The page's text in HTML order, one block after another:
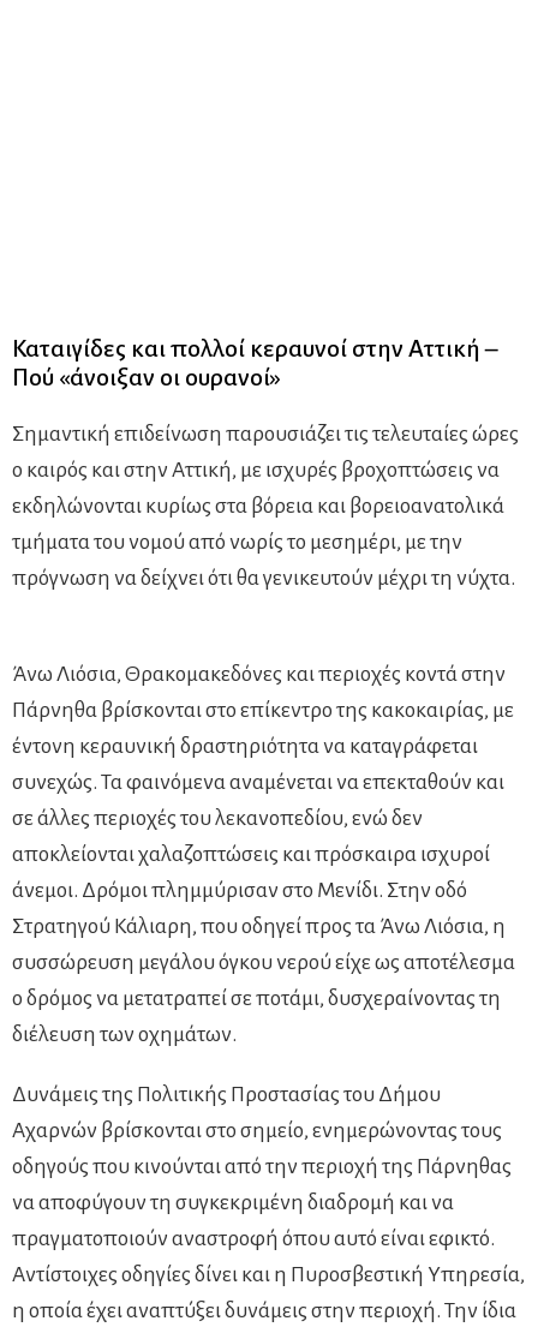
Καταιγίδες και πολλοί κεραυνοί στην Αττική –
Πού «άνοιξαν οι ουρανοί»
Σημαντική επιδείνωση παρουσιάζει τις τελευταίες ώρες
ο καιρός και στην Αττική, με ισχυρές βροχοπτώσεις να
εκδηλώνονται κυρίως στα βόρεια και βορειοανατολικά
τμήματα του νομού από νωρίς το μεσημέρι, με την
πρόγνωση να δείχνει ότι θα γενικευτούν μέχρι τη νύχτα.
Άνω Λιόσια, Θρακομακεδόνες και περιοχές κοντά στην
Πάρνηθα βρίσκονται στο επίκεντρο της κακοκαιρίας, με
έντονη κεραυνική δραστηριότητα να καταγράφεται
συνεχώς. Τα φαινόμενα αναμένεται να επεκταθούν και
σε άλλες περιοχές του λεκανοπεδίου, ενώ δεν
αποκλείονται χαλαζοπτώσεις και πρόσκαιρα ισχυροί
άνεμοι. Δρόμοι πλημμύρισαν στο Μενίδι. Στην οδό
Στρατηγού Κάλιαρη, που οδηγεί προς τα Άνω Λιόσια, η
συσσώρευση μεγάλου όγκου νερού είχε ως αποτέλεσμα
ο δρόμος να μετατραπεί σε ποτάμι, δυσχεραίνοντας τη
διέλευση των οχημάτων.
Δυνάμεις της Πολιτικής Προστασίας του Δήμου
Αχαρνών βρίσκονται στο σημείο, ενημερώνοντας τους
οδηγούς που κινούνται από την περιοχή της Πάρνηθας
να αποφύγουν τη συγκεκριμένη διαδρομή και να
πραγματοποιούν αναστροφή όπου αυτό είναι εφικτό.
Αντίστοιχες οδηγίες δίνει και η Πυροσβεστική Υπηρεσία,
η οποία έχει αναπτύξει δυνάμεις στην περιοχή. Την ίδια